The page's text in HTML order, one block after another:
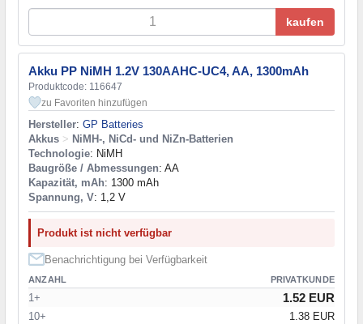
kaufen
Akku PP NiMH 1.2V 130AAHC-UC4, AA, 1300mAh
Produktcode: 116647
zu Favoriten hinzufügen
Hersteller: GP Batteries
Akkus > NiMH-, NiCd- und NiZn-Batterien
Technologie: NiMH
Baugröße / Abmessungen: AA
Kapazität, mAh: 1300 mAh
Spannung, V: 1,2 V
Produkt ist nicht verfügbar
Benachrichtigung bei Verfügbarkeit
ANZAHL PRIVATKUNDE
1+ 1.52 EUR
10+ 1.38 EUR